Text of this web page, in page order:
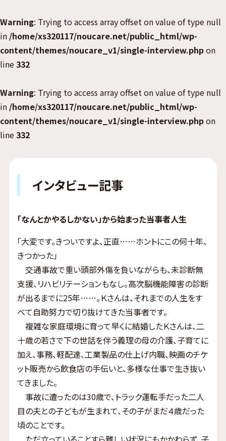
Warning: Trying to access array offset on value of type null
in /home/xs320117/noucare.net/public_html/wp-
content/themes/noucare_v1/single-interview.phpon
line332
Warning: Trying to access array offset on value of type null
in /home/xs320117/noucare.net/public_html/wp-
content/themes/noucare_v1/single-interview.phpon
line332
インタビュー記事
「なんとかやるしかない」から始まった当事者人生
「大変です。きついですよ、正直……ホントにこの何十年、
きつかった」
交通事故で重い頭部外傷を負いながらも、未診断無
支援、リハビリテーションもなし。高次脳機能障害の診断
が出るまでに25年……。Ｋさんは、それまでの人生をす
べて自助努力で切り抜けてきた当事者です。
複雑な家庭環境に育って早くに結婚したＫさんは、二
十歳の若さで下の世話を伴う義理の母の介護、子育てに
加え、事務、軽配達、工業製品の仕上げ内職、映画のチケ
ット販売から飲食店の手伝いと、多様な仕事で生き抜い
てきました。
事故に遭ったのは30歳で、トラック運転手だった二人
目の夫との子どもが生まれて、その子がまだ４歳だった
頃のことです。